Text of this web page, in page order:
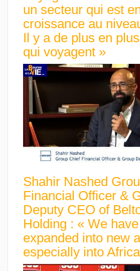
un secteur qui est
croissance au
Il y a de plus en
qui voyagent »
Shahir Nashed
Financial Officer &
Deputy CEO of
Holding : « We
expanded into new
especially into